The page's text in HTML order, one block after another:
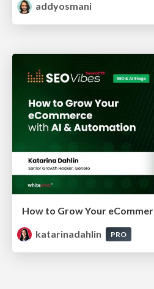
addyosmani
katarinadahlin
PRO